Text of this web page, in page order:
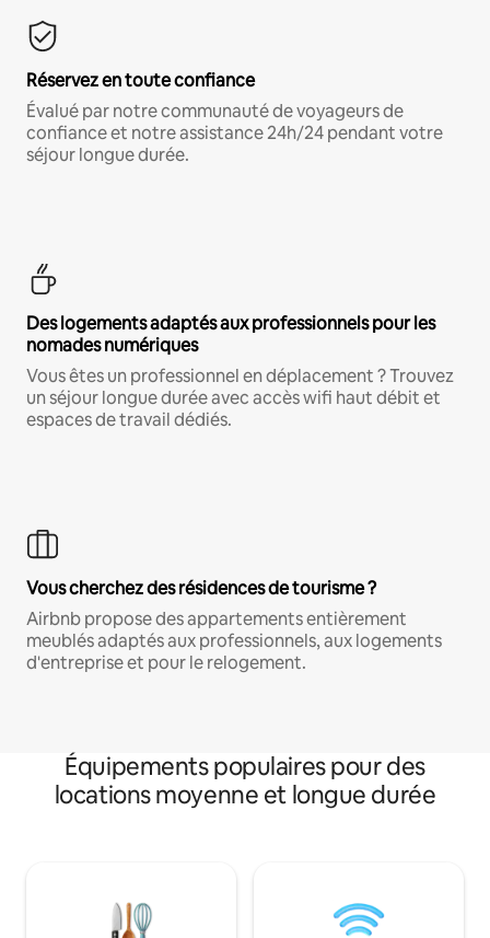
Réservez en toute confiance
Évalué par notre communauté de voyageurs de
confiance et notre assistance 24h/24 pendant votre
séjour longue durée.
Des logements adaptés aux professionnels pour les
nomades numériques
Vous êtes un professionnel en déplacement ? Trouvez
un séjour longue durée avec accès wifi haut débit et
espaces de travail dédiés.
Vous cherchez des résidences de tourisme ?
Airbnb propose des appartements entièrement
meublés adaptés aux professionnels, aux logements
d'entreprise et pour le relogement.
Équipements populaires pour des
locations moyenne et longue durée